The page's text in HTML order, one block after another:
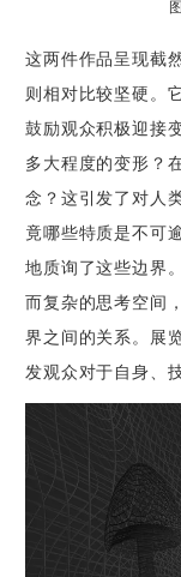
这两件作品呈现截
则相对比较坚硬。
鼓励观众积极迎接
多大程度的变形？
念？这引发了对人
竟哪些特质是不可
地质询了这些边界
而复杂的思考空间
界之间的关系。展
发观众对于自身、